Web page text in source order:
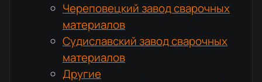
Череповецкий завод сварочных
материалов
Судиславский завод сварочных
материалов
Другие